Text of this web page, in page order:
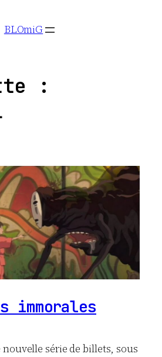
BLOmiG
:
immorales
série de billets, sous